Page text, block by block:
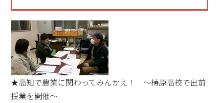
★高知で農業に関わってみんかえ！ ～梼原高校で出前
授業を開催～